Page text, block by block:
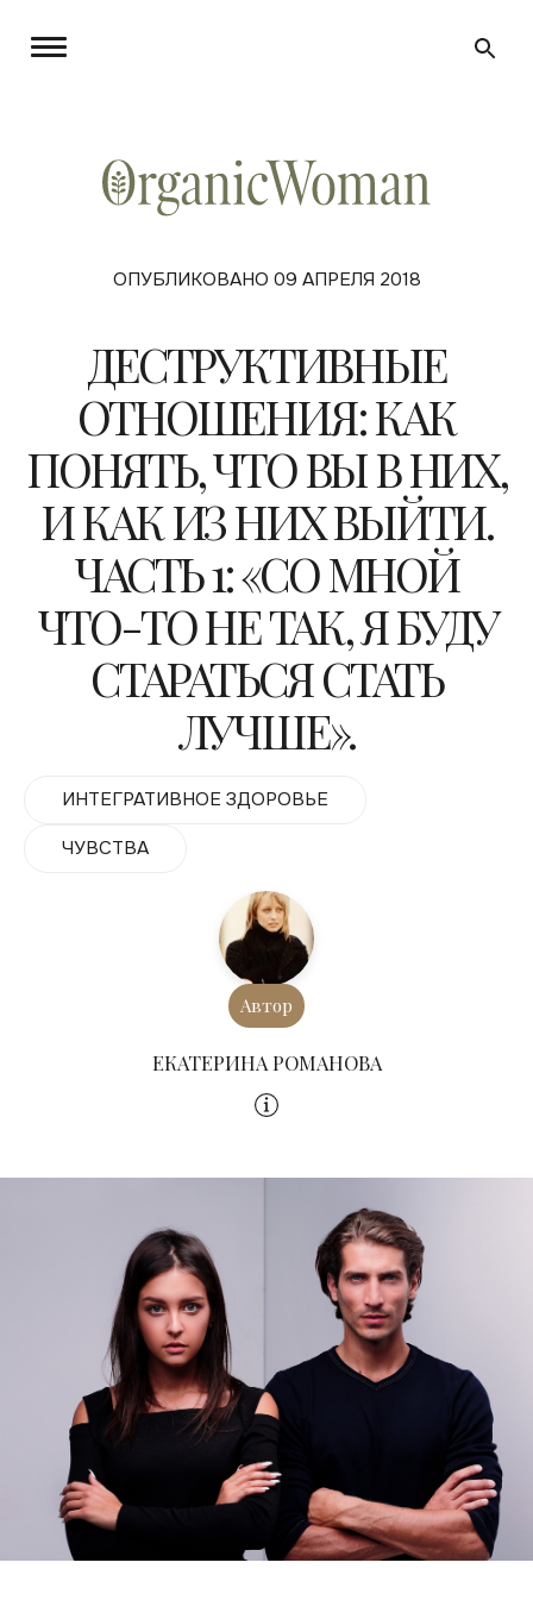
ОПУБЛИКОВАНО 09 АПРЕЛЯ 2018
ДЕСТРУКТИВНЫЕ
ОТНОШЕНИЯ: КАК
ПОНЯТЬ, ЧТО ВЫ В НИХ,
И КАК ИЗ НИХ ВЫЙТИ.
ЧАСТЬ 1: «СО МНОЙ
ЧТО-ТО НЕ ТАК, Я БУДУ
СТАРАТЬСЯ СТАТЬ
ЛУЧШЕ».
ИНТЕГРАТИВНОЕ ЗДОРОВЬЕ
ЧУВСТВА
Автор
ЕКАТЕРИНА РОМАНОВА